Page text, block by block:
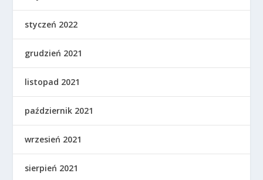
styczeń 2022
grudzień 2021
listopad 2021
październik 2021
wrzesień 2021
sierpień 2021